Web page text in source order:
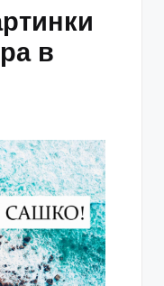
в